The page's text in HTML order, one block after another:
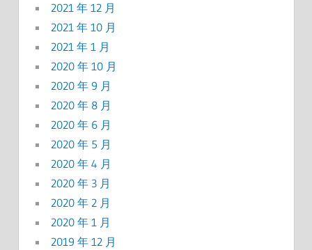
2021 年 12 月
2021 年 10 月
2021 年 1 月
2020 年 10 月
2020 年 9 月
2020 年 8 月
2020 年 6 月
2020 年 5 月
2020 年 4 月
2020 年 3 月
2020 年 2 月
2020 年 1 月
2019 年 12 月